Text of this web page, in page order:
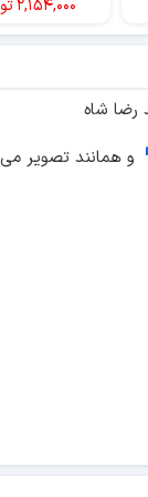
۲,۱۵۴,۰۰۰
و همانند تصویر